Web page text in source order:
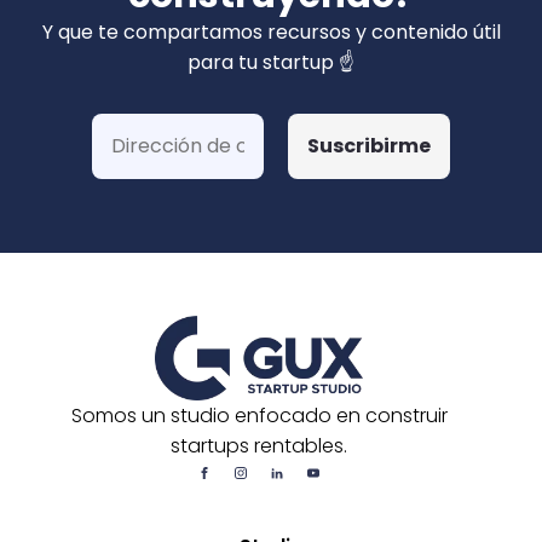
privados). Hemos ganado más de 15 fondos
de Corfo y 3 Startups Chile, además de otras
postulaciones o convocatorias.
Y que te compartamos recursos y contenido útil
para tu startup ☝️
Somos un studio enfocado en construir
startups rentables.